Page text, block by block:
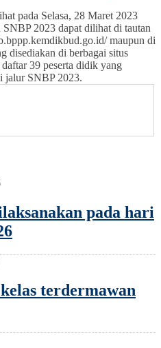
pada Selasa, 28 Maret 2023
2023 dapat dilihat di tautan
maupun di
disediakan di berbagai situs
39 peserta didik yang
jalur SNBP 2023.
pada hari
terdermawan